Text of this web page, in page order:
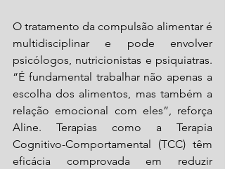
O tratamento da compulsão alimentar é
multidisciplinar e pode envolver
psicólogos, nutricionistas e psiquiatras.
“É fundamental trabalhar não apenas a
escolha dos alimentos, mas também a
relação emocional com eles”, reforça
Aline. Terapias como a Terapia
Cognitivo-Comportamental (TCC) têm
eficácia comprovada em reduzir